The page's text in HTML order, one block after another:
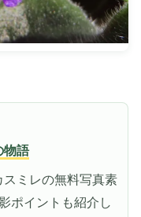
物語
ミレの無料写真素
ポイントも紹介し